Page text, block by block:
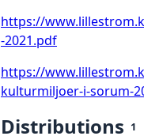
https://
-2021.pdf
https://
kulturmiljoer-i-sorum-
Distributions 1